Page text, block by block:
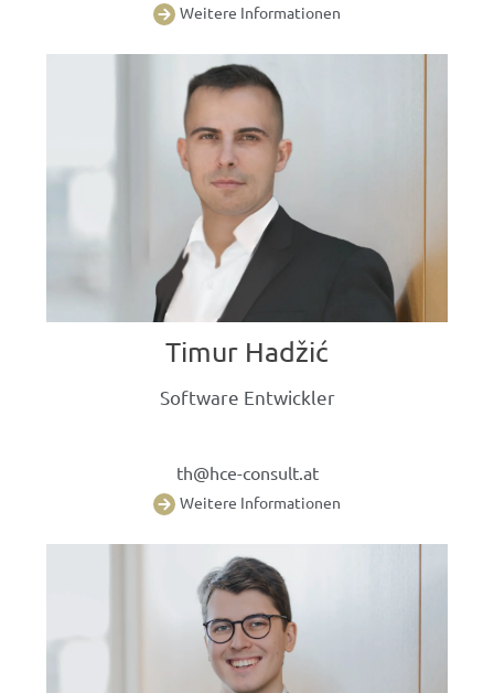
Weitere Informationen
Timur Hadžić
Software Entwickler
th@hce-consult.at
Weitere Informationen